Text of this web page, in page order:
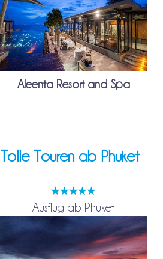
Aleenta Resort and Spa
Tolle Touren ab Phuket
Ausflug ab Phuket